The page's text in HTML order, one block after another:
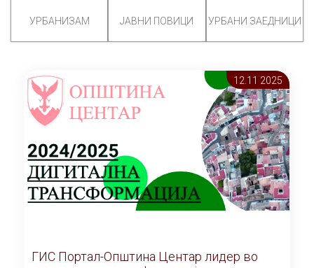
УРБАНИЗАМ ЈАВНИ ПОВИЦИ УРБАНИ ЗАЕДНИЦИ
12.11 2025
ГИС Портал-Општина Центар лидер во